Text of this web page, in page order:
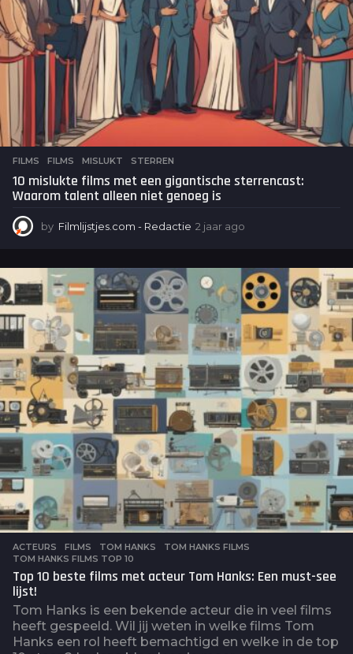
FILMS FILMS ,MISLUKT ,STERREN
10 mislukte films met een gigantische sterrencast:
Waarom talent alleen niet genoeg is
by Filmlijstjes.com - Redactie 2 jaar ago
a
r
a
g
ACTEURS ,FILMS TOM HANKS ,TOM HANKS FILMS
TOM HANKS FILMS TOP 10
Top 10 beste films met acteur Tom Hanks: Een must-see
lijst!
Tom Hanks is een bekende acteur die in veel films
heeft gespeeld. Wil jij weten in welke films Tom
Hanks een rol heeft bemachtigd en welke in de top